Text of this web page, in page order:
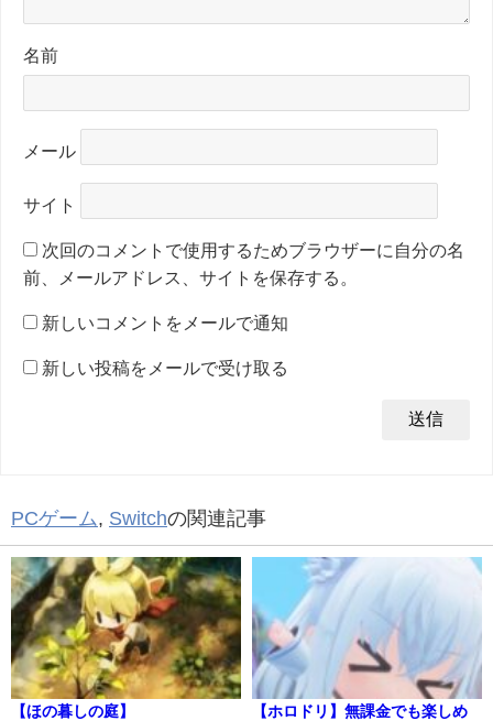
名前
メール
サイト
次回のコメントで使用するためブラウザーに自分の名
前、メールアドレス、サイトを保存する。
新しいコメントをメールで通知
新しい投稿をメールで受け取る
PCゲーム, Switchの関連記事
【ほの暮しの庭】
【ホロドリ】無課金でも楽しめ